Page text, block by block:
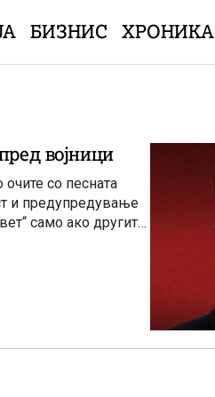
БИЗНИС ХРОНИКА
војници
со песната
и предупредување
само ако другите